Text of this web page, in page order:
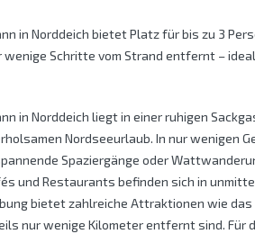
in Norddeich bietet Platz für bis zu 3
wenige Schritte vom Strand entfernt –
in Norddeich liegt in einer ruhigen
Nordseeurlaub. In nur wenigen
Spaziergänge oder
und Restaurants befinden sich in
bietet zahlreiche Attraktionen wie das
nur wenige Kilometer entfernt sind. Für